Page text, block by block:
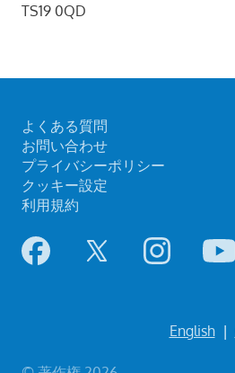
TS19 0QD
よくある質問
お問い合わせ
プライバシーポリシー
クッキー設定
利用規約
English|